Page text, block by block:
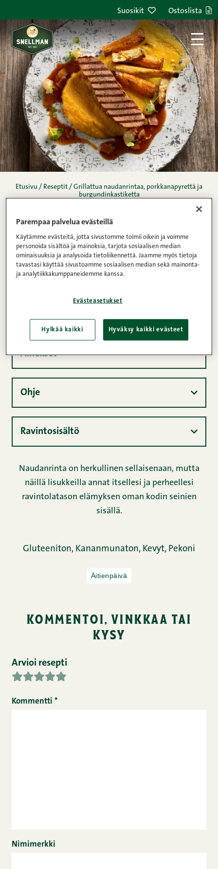
Suosikit Ostoslista
Etusivu / Reseptit / Grillattua naudanrintaa, porkkanapyrettä ja
burgundinkastiketta
grillattua naudanrintaa,
porkkanapyrettä ja
burgundinkastiketta
1 2 3 4 5
Kunnon pekoni 150 g
30min 4 Helppo
Ainekset
Ohje
Ravintosisältö
Naudanrinta on herkullinen sellaisenaan, mutta
näillä lisukkeilla annat itsellesi ja perheellesi
ravintolatason elämyksen oman kodin seinien
sisällä.
Gluteeniton, Kananmunaton, Kevyt, Pekoni
Äitienpäivä
kommentoi, vinkkaa tai
kysy
Arvioi resepti
Kommentti *
Nimimerkki
Parempaa palvelua evästeillä
Käytämme evästeitä, jotta sivustomme toimii oikein ja voimme
personoida sisältöä ja mainoksia, tarjota sosiaalisen median
ominaisuuksia ja analysoida tietoliikennettä. Jaamme myös tietoja
tavastasi käyttää sivustoamme sosiaalisen median sekä mainonta-
ja analytiikkakumppaneidemme kanssa.
Evästeasetukset
Hylkää kaikki Hyväksy kaikki evästeet